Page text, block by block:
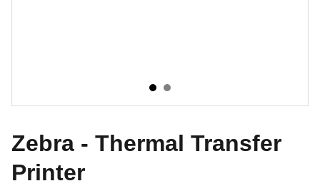
Zebra - Thermal Transfer
Printer